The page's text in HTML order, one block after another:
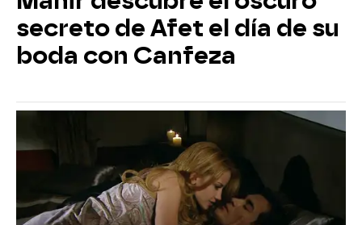
secreto de Afet el día de su
boda con Canfeza